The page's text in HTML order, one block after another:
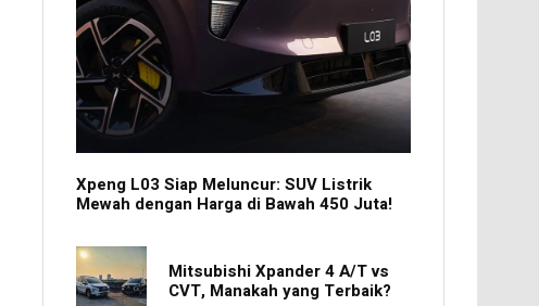
Xpeng L03 Siap Meluncur: SUV Listrik
Mewah dengan Harga di Bawah 450 Juta!
Mitsubishi Xpander 4 A/T vs
CVT, Manakah yang Terbaik?